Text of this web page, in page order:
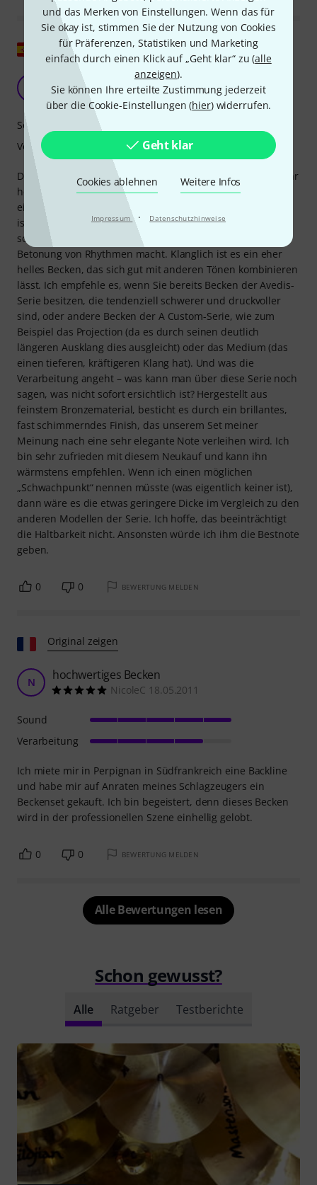
und das Merken von Einstellungen. Wenn das für
Sie okay ist, stimmen Sie der Nutzung von Cookies
für Präferenzen, Statistiken und Marketing
einfach durch einen Klick auf „Geht klar“ zu (alle
anzeigen).
Sie können Ihre erteilte Zustimmung jederzeit
über die Cookie-Einstellungen (hier) widerrufen.
Geht klar
Cookies ablehnen Weitere Infos
Impressum · Datenschutzhinweise
Original zeigen
Asier U. 08.10.2012
Dieses Becken liefert, wie für seine Serie typisch, einen sehr
hellen und definierten Klang. Es ist recht leicht und hat
eine hervorragende Projektion. Besonders hervorzuheben
ist seine exzellente Ansprache, und was ich besonders
schätze, ist sein sehr kurzer Ausklang, der es ideal für die
Betonung von Rhythmen macht. Klanglich ist es ein eher
helles Becken, das sich gut mit anderen Tönen kombinieren
lässt. Ich empfehle es, wenn Sie bereits Becken der Avedis-
Serie besitzen, die tendenziell schwerer und druckvoller
sind, oder andere Becken der A Custom-Serie, wie zum
Beispiel das Projection (da es durch seinen deutlich
längeren Ausklang dies ausgleicht) oder das Medium (das
einen tieferen, kräftigeren Klang hat). Und was die
Verarbeitung angeht – was kann man über diese Serie noch
sagen, was nicht sofort ersichtlich ist? Hergestellt aus
feinstem Bronzematerial, besticht es durch ein brillantes,
fast schimmerndes Finish, das unserem Set meiner
Meinung nach eine sehr elegante Note verleihen wird. Ich
bin sehr zufrieden mit diesem Neukauf und kann ihn
wärmstens empfehlen. Wenn ich einen möglichen
„Schwachpunkt“ nennen müsste (was eigentlich keiner ist),
dann wäre es die etwas geringere Dicke im Vergleich zu den
anderen Modellen der Serie. Ich hoffe, das beeinträchtigt
die Haltbarkeit nicht. Ansonsten würde ich ihm die Bestnote
geben.
Sound
Verarbeitung
0 0 BEWERTUNG MELDEN
Original zeigen
N hochwertiges Becken
NicoleC 18.05.2011
Ich miete mir in Perpignan in Südfrankreich eine Backline
und habe mir auf Anraten meines Schlagzeugers ein
Beckenset gekauft. Ich bin begeistert, denn dieses Becken
wird in der professionellen Szene einhellig gelobt.
Sound
Verarbeitung
0 0 BEWERTUNG MELDEN
Alle Bewertungen lesen
Schon gewusst?
Alle Ratgeber Testberichte